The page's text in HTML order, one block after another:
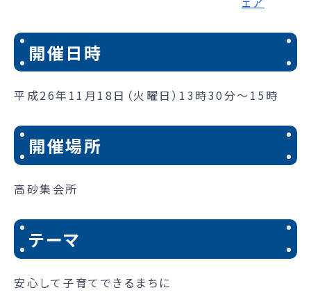
開催日時
平成26年11月18日（火曜日）13時30分～15時
開催場所
高砂集会所
テーマ
安心して子育てできるまちに